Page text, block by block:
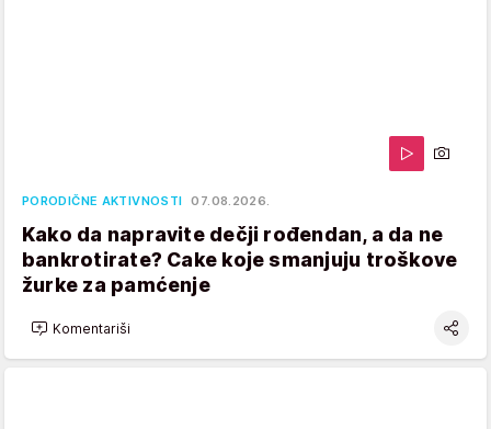
PORODIČNE AKTIVNOSTI 07.08.2026.
Kako da napravite dečji rođendan, a da ne
bankrotirate? Cake koje smanjuju troškove
žurke za pamćenje
Komentariši